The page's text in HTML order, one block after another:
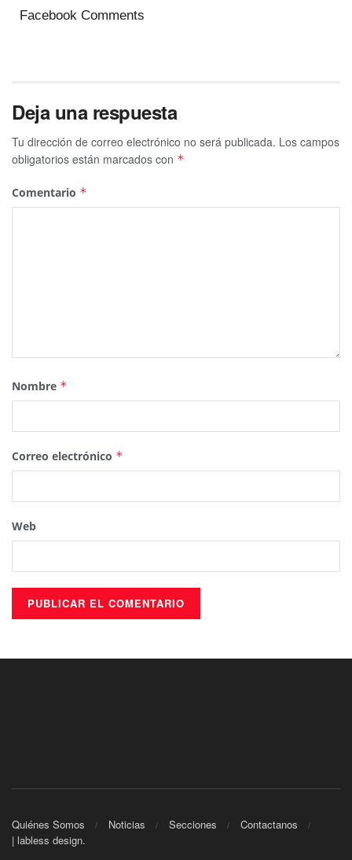
Facebook Comments
Deja una respuesta
Tu dirección de correo electrónico no será publicada. Los campos
obligatorios están marcados con *
Comentario *
Nombre *
Correo electrónico *
Web
Quiénes Somos Noticias Secciones
Contactanos
| labless design.